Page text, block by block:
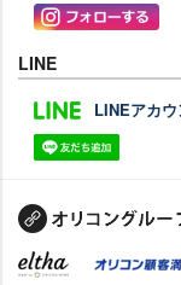
LINE
LINEアカ